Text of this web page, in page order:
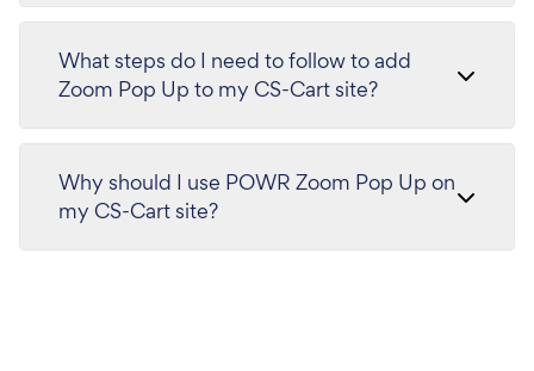
What steps do I need to follow to add
Zoom Pop Up to my CS-Cart site?
Why should I use POWR Zoom Pop Up on
my CS-Cart site?